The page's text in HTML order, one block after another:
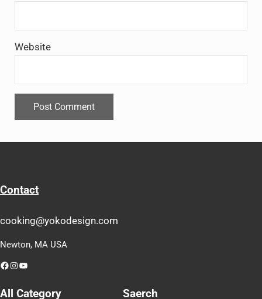
Website
Contact
cooking@yokodesign.com
Newton, MA USA
Facebook
Instagram
YouTube
All Category Saerch